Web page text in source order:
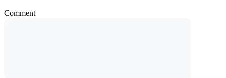
Comment